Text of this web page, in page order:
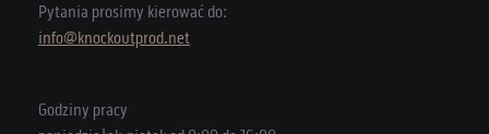
Pytania prosimy kierować do:
info@knockoutprod.net
Godziny pracy